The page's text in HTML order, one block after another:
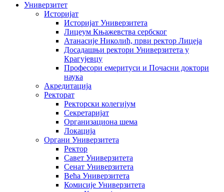
Универзитет
Историјат
Историјат Универзитета
Лицеум Књажевства сербског
Атанасије Николић, први ректор Лицеја
Досадашњи ректори Универзитета у
Крагујевцу
Професори емеритуси и Почасни доктори
наука
Акредитација
Ректорат
Ректорски колегијум
Секретаријат
Организациона шема
Локација
Органи Универзитета
Ректор
Савет Универзитета
Сенат Универзитета
Већа Универзитета
Комисије Универзитета